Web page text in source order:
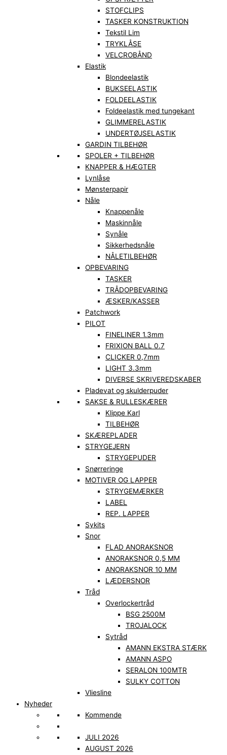
STOFCLIPS
TASKER KONSTRUKTION
Tekstil Lim
TRYKLÅSE
VELCROBÅND
Elastik
Blondeelastik
BUKSEELASTIK
FOLDEELASTIK
Foldeelastik med tungekant
GLIMMERELASTIK
UNDERTØJSELASTIK
GARDIN TILBEHØR
SPOLER + TILBEHØR
KNAPPER & HÆGTER
Lynlåse
Mønsterpapir
Nåle
Knappenåle
Maskinnåle
Synåle
Sikkerhedsnåle
NÅLETILBEHØR
OPBEVARING
TASKER
TRÅDOPBEVARING
ÆSKER/KASSER
Patchwork
PILOT
FINELINER 1.3mm
FRIXION BALL 0.7
CLICKER 0,7mm
LIGHT 3.3mm
DIVERSE SKRIVEREDSKABER
Pladevat og skulderpuder
SAKSE & RULLESKÆRER
Klippe Karl
TILBEHØR
SKÆREPLADER
STRYGEJERN
STRYGEPUDER
Snørreringe
MOTIVER OG LAPPER
STRYGEMÆRKER
LABEL
REP. LAPPER
Sykits
Snor
FLAD ANORAKSNOR
ANORAKSNOR 0,5 MM
ANORAKSNOR 10 MM
LÆDERSNOR
Tråd
Overlockertråd
BSG 2500M
TROJALOCK
Sytråd
AMANN EKSTRA STÆRK
AMANN ASPO
SERALON 100MTR
SULKY COTTON
Vliesline
Nyheder
Kommende
JULI 2026
AUGUST 2026